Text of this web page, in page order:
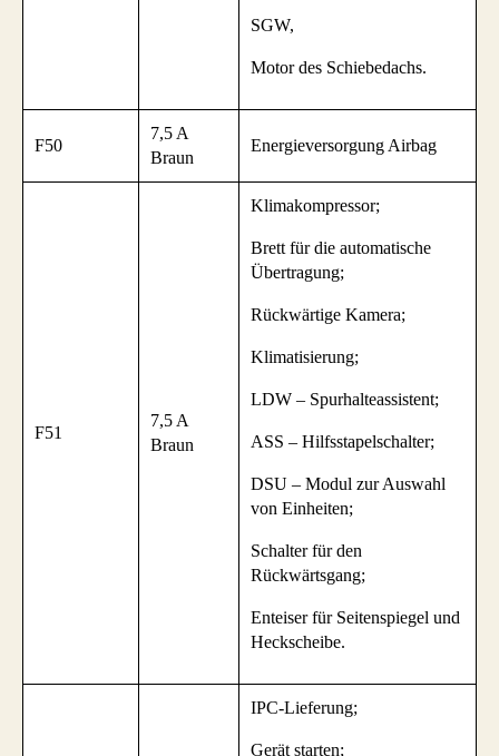
SGW,
Motor des Schiebedachs.
F50
7,5 A
Braun
Energieversorgung Airbag
F51
7,5 A
Braun
Klimakompressor;
Brett für die automatische
Übertragung;
Rückwärtige Kamera;
Klimatisierung;
LDW – Spurhalteassistent;
ASS – Hilfsstapelschalter;
DSU – Modul zur Auswahl
von Einheiten;
Schalter für den
Rückwärtsgang;
Enteiser für Seitenspiegel und
Heckscheibe.
IPC-Lieferung;
Gerät starten;